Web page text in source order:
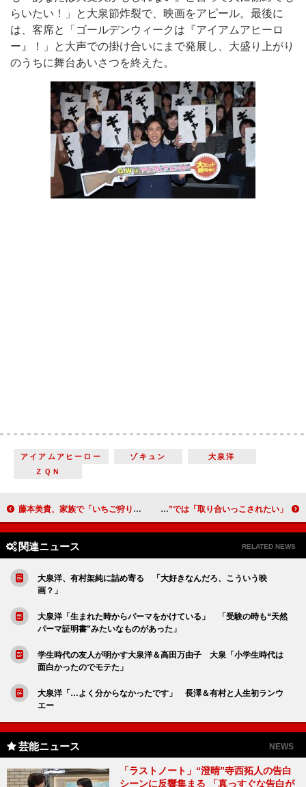
らいたい！」と大泉節炸裂で、映画をアピール。最後に
は、客席と「ゴールデンウィークは『アイアムアヒーロ
ー』！」と大声での掛け合いにまで発展し、大盛り上がり
のうちに舞台あいさつを終えた。
アイアムアヒーロー ゾキュン
大泉洋
ＺＱＮ
藤本美貴、家族で「いちご狩りに行きました」 プロポーズの思い出も披露 山本美月の憧れシチュエーション “二次元”では「取り合いっこされたい」
関連ニュース RELATED NEWS
大泉洋、有村架純に詰め寄る 「大好きなんだろ、こういう映
画？」
大泉洋「生まれた時からパーマをかけている」 「受験の時も“天然
パーマ証明書”みたいなものがあった」
学生時代の友人が明かす大泉洋＆高田万由子 大泉「小学生時代は
面白かったのでモテた」
大泉洋「…よく分からなかったです」 長澤＆有村と人生初ランウ
エー
芸能ニュース NEWS
「ラストノート」“澄晴”寺西拓人の告白
シーンに反響集まる 「真っすぐな告白が